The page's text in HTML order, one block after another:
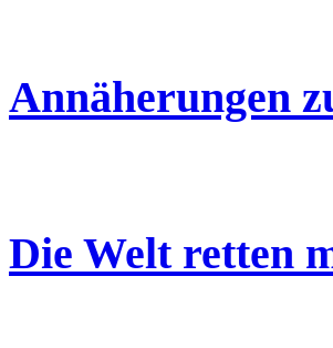
Annäherungen
Die Welt retten